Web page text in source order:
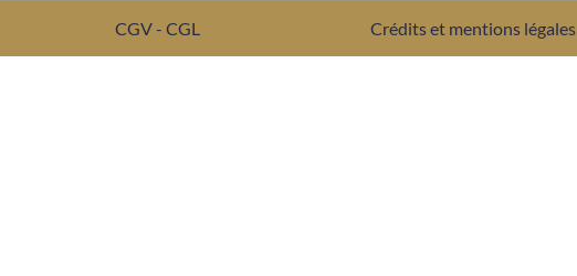
CGV - CGL Crédits et mentions légales